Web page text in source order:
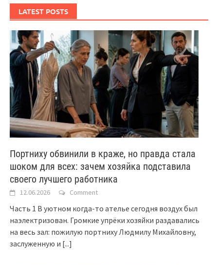
LATEST POSTS
Портниху обвинили в краже, но правда стала
шоком для всех: зачем хозяйка подставила
своего лучшего работника
12.06.2026 Comment
Часть 1 В уютном когда-то ателье сегодня воздух был
наэлектризован. Громкие упрёки хозяйки раздавались
на весь зал: пожилую портниху Людмилу Михайловну,
заслуженную и [...]